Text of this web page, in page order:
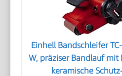
Einhell Bandschleifer
W, präziser Bandlauf mit
keramische